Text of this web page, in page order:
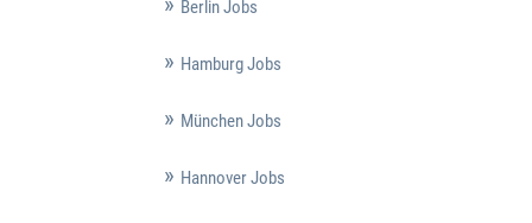
Berlin Jobs
Hamburg Jobs
München Jobs
Hannover Jobs